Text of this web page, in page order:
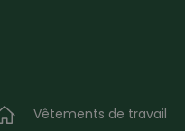
Vêtements de travail